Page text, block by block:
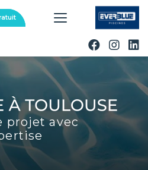
projet avec